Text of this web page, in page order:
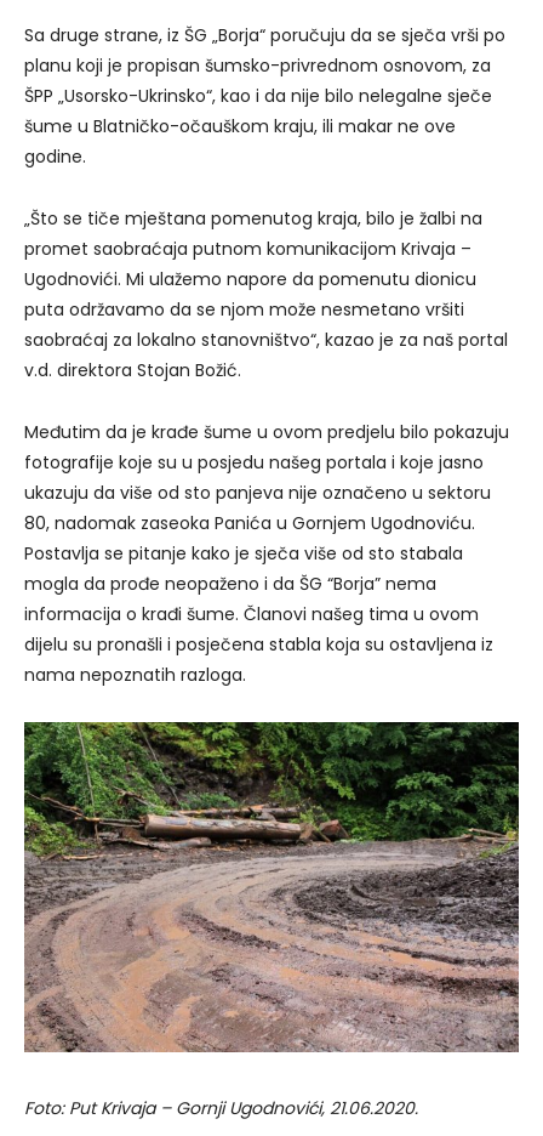
Sa druge strane, iz ŠG „Borja“ poručuju da se sječa vrši po
planu koji je propisan šumsko-privrednom osnovom, za
ŠPP „Usorsko-Ukrinsko“, kao i da nije bilo nelegalne sječe
šume u Blatničko-očauškom kraju, ili makar ne ove
godine.
„Što se tiče mještana pomenutog kraja, bilo je žalbi na
promet saobraćaja putnom komunikacijom Krivaja –
Ugodnovići. Mi ulažemo napore da pomenutu dionicu
puta održavamo da se njom može nesmetano vršiti
saobraćaj za lokalno stanovništvo“, kazao je za naš portal
v.d. direktora Stojan Božić.
Međutim da je krađe šume u ovom predjelu bilo pokazuju
fotografije koje su u posjedu našeg portala i koje jasno
ukazuju da više od sto panjeva nije označeno u sektoru
80, nadomak zaseoka Panića u Gornjem Ugodnoviću.
Postavlja se pitanje kako je sječa više od sto stabala
mogla da prođe neopaženo i da ŠG “Borja” nema
informacija o krađi šume. Članovi našeg tima u ovom
dijelu su pronašli i posječena stabla koja su ostavljena iz
nama nepoznatih razloga.
Foto: Put Krivaja – Gornji Ugodnovići, 21.06.2020.